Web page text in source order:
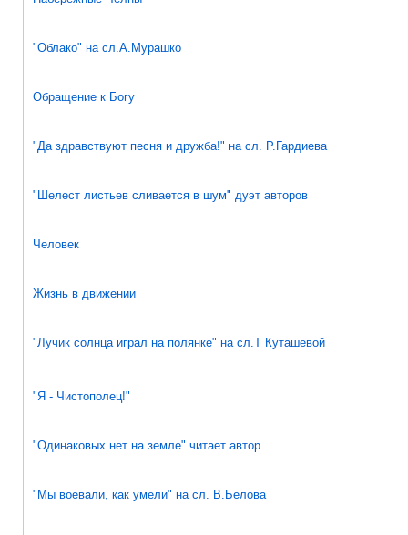
"Облако" на сл.А.Мурашко
Обращение к Богу
"Да здравствуют песня и дружба!" на сл. Р.Гардиева
"Шелест листьев сливается в шум" дуэт авторов
Человек
Жизнь в движении
"Лучик солнца играл на полянке" на сл.Т Куташевой
"Я - Чистополец!"
"Одинаковых нет на земле" читает автор
"Мы воевали, как умели" на сл. В.Белова